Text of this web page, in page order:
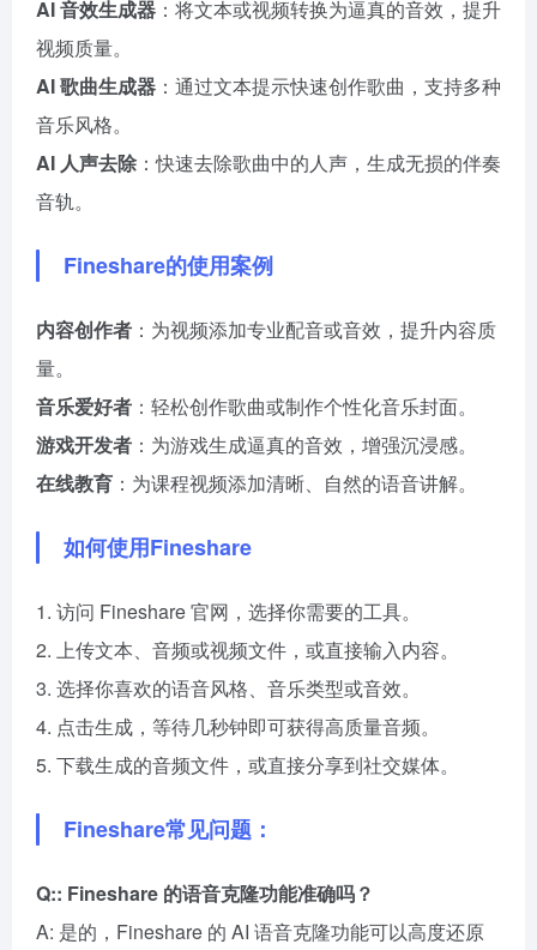
AI 音效生成器 ：将文本或视频转换为逼真的音效，提升
视频质量。
AI 歌曲生成器 ：通过文本提示快速创作歌曲，支持多种
音乐风格。
AI 人声去除 ：快速去除歌曲中的人声，生成无损的伴奏
音轨。
Fineshare的使用案例
内容创作者 ：为视频添加专业配音或音效，提升内容质
量。
音乐爱好者 ：轻松创作歌曲或制作个性化音乐封面。
游戏开发者 ：为游戏生成逼真的音效，增强沉浸感。
在线教育 ：为课程视频添加清晰、自然的语音讲解。
如何使用Fineshare
1. 访问 Fineshare 官网，选择你需要的工具。
2. 上传文本、音频或视频文件，或直接输入内容。
3. 选择你喜欢的语音风格、音乐类型或音效。
4. 点击生成，等待几秒钟即可获得高质量音频。
5. 下载生成的音频文件，或直接分享到社交媒体。
Fineshare常见问题：
Q:: Fineshare 的语音克隆功能准确吗？
A: 是的，Fineshare 的 AI 语音克隆功能可以高度还原